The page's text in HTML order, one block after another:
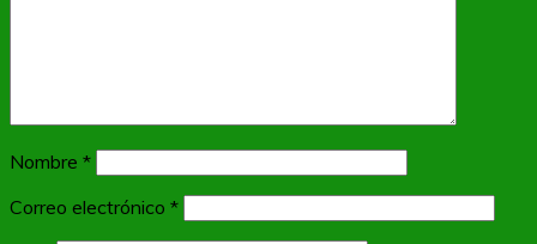
Nombre *
Correo electrónico *